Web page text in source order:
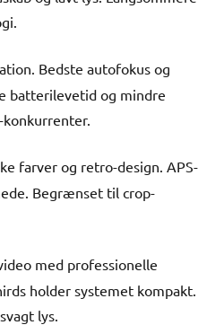
Bedste autofokus og
batterilevetid og mindre
farver og retro-design. APS-
Begrænset til crop-
med professionelle
holder systemet kompakt.
lys.